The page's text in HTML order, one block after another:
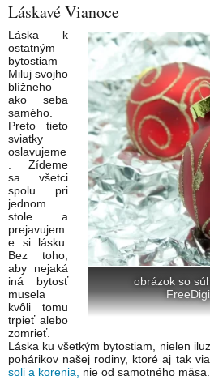
Láskavé Vianoce
obrázok so
Láska k
ostatným
bytostiam –
Miluj svojho
blížneho
ako seba
samého.
Preto tieto
sviatky
oslavujeme
. Zídeme
sa všetci
spolu pri
jednom
stole a
prejavujem
e si lásku.
Bez toho,
aby nejaká
iná bytosť
musela
kvôli tomu
trpieť alebo
zomrieť.
Láska ku všetkým bytostiam, nielen
pohárikov našej rodiny, ktoré aj tak
soli a korenia, nie od samotného mäsa.